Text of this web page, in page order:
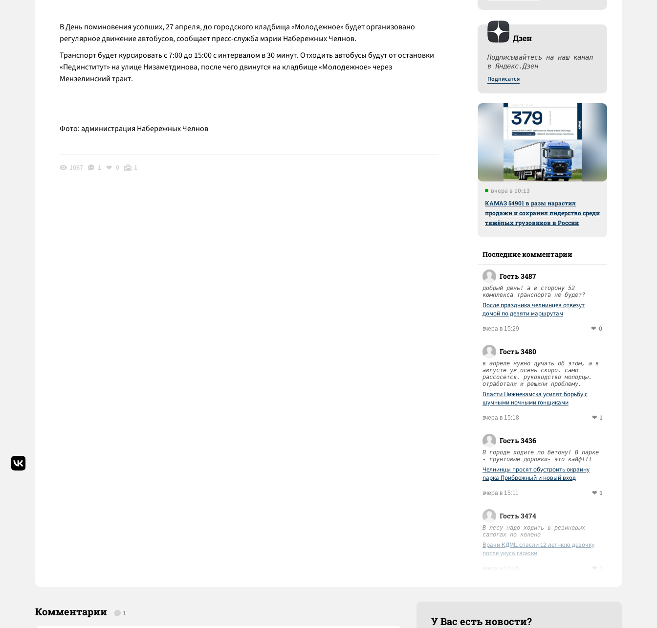
В День поминовения усопших, 27 апреля, до городского кладбища «Молодежное» будет организовано
регулярное движение автобусов, сообщает пресс-служба мэрии Набережных Челнов.
Транспорт будет курсировать с 7:00 до 15:00 с интервалом в 30 минут. Отходить автобусы будут от остановки
«Пединститут» на улице Низаметдинова, после чего двинутся на кладбище «Молодежное» через
Мензелинский тракт.
Фото: администрация Набережных Челнов
1067 1 0 1
Дзен
Подписывайтесь на наш канал
в Яндекс.Дзен
Подписатся
вчера в 10:13
КАМАЗ 54901 в разы нарастил
продажи и сохранил лидерство среди
тяжёлых грузовиков в России
Последние комментарии
Гость 3487
добрый день! а в сторону 52
комплекса транспорта не будет?
После праздника челнинцев отвезут
домой по девяти маршрутам
вчера в 15:29 0
Гость 3480
в апреле нужно думать об этом, а в
августе уж осень скоро. само
рассосётся. руководство молодцы.
отработали и решили проблему.
Власти Нижнекамска усилят борьбу с
шумными ночными гонщиками
вчера в 15:18 1
Гость 3436
В городе ходите по бетону! В парке
- грунтовые дорожки- это кайф!!!
Челнинцы просят обустроить окраину
парка Прибрежный и новый вход
вчера в 15:11 1
Гость 3474
В лесу надо ходить в резиновых
сапогах по колено
Врачи КДМЦ спасли 12-летнюю девочку
после укуса гадюки
Комментарии 1
У Вас есть новости?